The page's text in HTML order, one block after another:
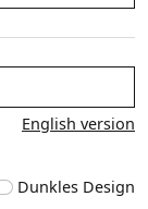
English version
Dunkles Design